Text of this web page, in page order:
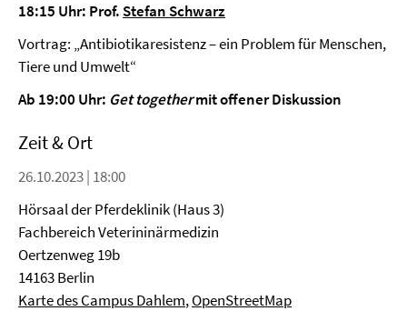
18:15 Uhr: Prof. Stefan Schwarz
Vortrag: „Antibiotikaresistenz – ein Problem für Menschen,
Tiere und Umwelt“
Ab 19:00 Uhr: Get togethermit offener Diskussion
Zeit & Ort
26.10.2023 | 18:00
Hörsaal der Pferdeklinik (Haus 3)
Fachbereich Veterininärmedizin
Oertzenweg 19b
14163 Berlin
Karte des Campus Dahlem,OpenStreetMap